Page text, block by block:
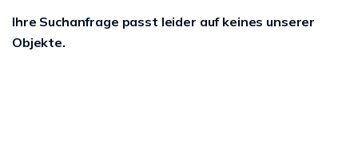
Ihre Suchanfrage passt leider auf keines unserer
Objekte.